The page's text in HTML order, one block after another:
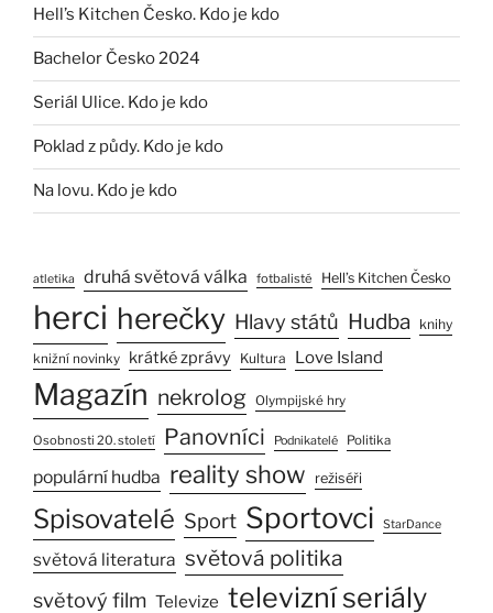
Hell’s Kitchen Česko. Kdo je kdo
Bachelor Česko 2024
Seriál Ulice. Kdo je kdo
Poklad z půdy. Kdo je kdo
Na lovu. Kdo je kdo
atletika druhá světová válka fotbalisté Hell’s Kitchen Česko
herci herečky Hlavy států Hudba knihy
knižní novinky krátké zprávy Kultura Love Island
Magazín nekrolog Olympijské hry
Osobnosti 20. století Panovníci Podnikatelé Politika
populární hudba reality show režiséři
Spisovatelé Sport Sportovci StarDance
světová literatura světová politika
světový film Televize televizní seriály